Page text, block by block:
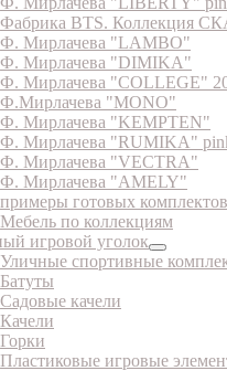
Фабрика BTS. Коллекция
Ф. Мирлачева "LAMBO"
Ф. Мирлачева "DIMIKA"
Ф. Мирлачева "COLLEGE"
Ф.Мирлачева "MONO"
Ф. Мирлачева "KEMPTEN"
Ф. Мирлачева "RUMIKA"
Ф. Мирлачева "VECTRA"
Ф. Мирлачева "AMELY"
примеры готовых комплектов
Мебель по коллекциям
игровой уголок
Уличные спортивные
Батуты
Садовые качели
Качели
Горки
Пластиковые игровые